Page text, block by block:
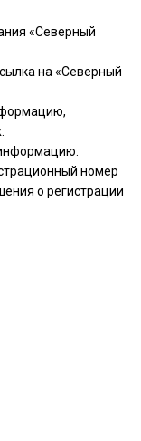
«Северный
на «Северный
номер
о регистрации